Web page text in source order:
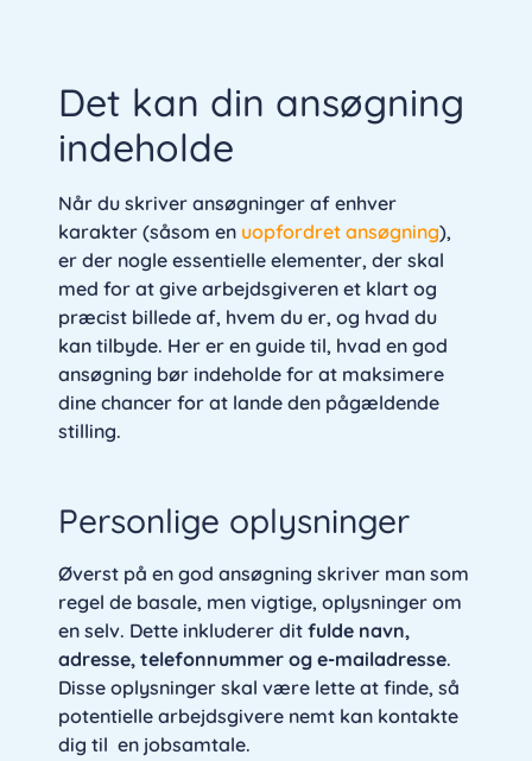
Det kan din ansøgning
indeholde
Når du skriver ansøgninger af enhver
karakter (såsom en uopfordret ansøgning),
er der nogle essentielle elementer, der skal
med for at give arbejdsgiveren et klart og
præcist billede af, hvem du er, og hvad du
kan tilbyde. Her er en guide til, hvad en god
ansøgning bør indeholde for at maksimere
dine chancer for at lande den pågældende
stilling.
Personlige oplysninger
Øverst på en god ansøgning skriver man som
regel de basale, men vigtige, oplysninger om
en selv. Dette inkluderer ditfulde navn,
adresse, telefonnummer og e-mailadresse.
Disse oplysninger skal være lette at finde, så
potentielle arbejdsgivere nemt kan kontakte
dig til en jobsamtale.